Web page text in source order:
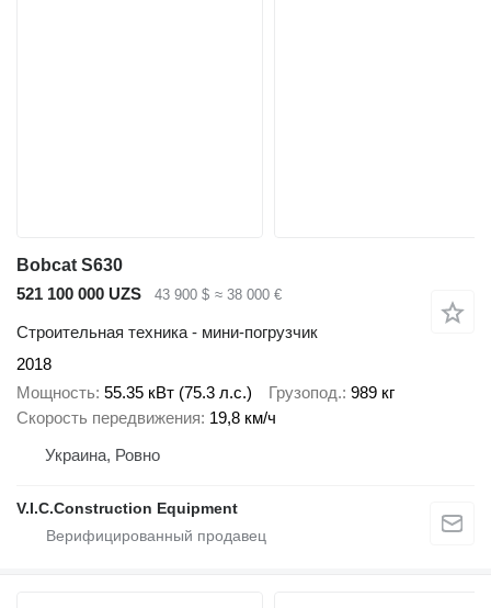
Bobcat S630
521 100 000 UZS
43 900 $ ≈ 38 000 €
Строительная техника - мини-погрузчик
2018
Мощность 55.35 кВт (75.3 л.с.) Грузопод. 989 кг
Скорость передвижения 19,8 км/ч
Украина, Ровно
V.I.C.Construction Equipment